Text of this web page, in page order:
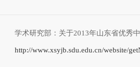
学术研究部：关于2013年山东省优秀
http://www.xsyjb.sdu.edu.cn/website/